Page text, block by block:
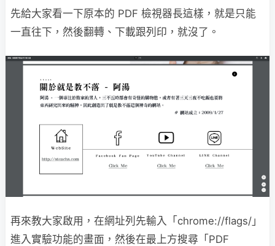
先給大家看一下原本的 PDF 檢視器長這樣，就是只能
一直往下，然後翻轉、下載跟列印，就沒了。
再來教大家啟用，在網址列先輸入「chrome://flags/」
進入實驗功能的畫面，然後在最上方搜尋「PDF